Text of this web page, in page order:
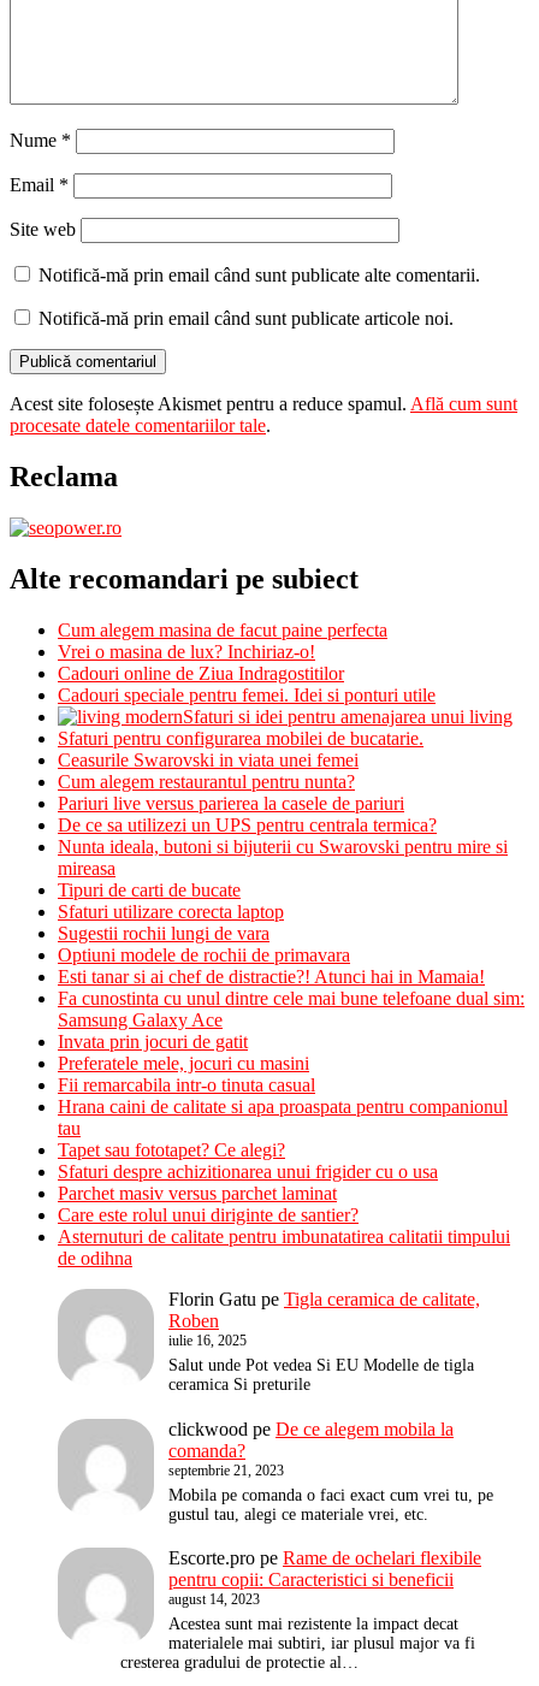
Nume *
Email *
Site web
Notifică-mă prin email când sunt publicate alte comentarii.
Notifică-mă prin email când sunt publicate articole noi.
Acest site folosește Akismet pentru a reduce spamul. Află cum sunt
procesate datele comentariilor tale.
Reclama
Alte recomandari pe subiect
Cum alegem masina de facut paine perfecta
Vrei o masina de lux? Inchiriaz-o!
Cadouri online de Ziua Indragostitilor
Cadouri speciale pentru femei. Idei si ponturi utile
Sfaturi si idei pentru amenajarea unui living
Sfaturi pentru configurarea mobilei de bucatarie.
Ceasurile Swarovski in viata unei femei
Cum alegem restaurantul pentru nunta?
Pariuri live versus parierea la casele de pariuri
De ce sa utilizezi un UPS pentru centrala termica?
Nunta ideala, butoni si bijuterii cu Swarovski pentru mire si
mireasa
Tipuri de carti de bucate
Sfaturi utilizare corecta laptop
Sugestii rochii lungi de vara
Optiuni modele de rochii de primavara
Esti tanar si ai chef de distractie?! Atunci hai in Mamaia!
Fa cunostinta cu unul dintre cele mai bune telefoane dual sim:
Samsung Galaxy Ace
Invata prin jocuri de gatit
Preferatele mele, jocuri cu masini
Fii remarcabila intr-o tinuta casual
Hrana caini de calitate si apa proaspata pentru companionul
tau
Tapet sau fototapet? Ce alegi?
Sfaturi despre achizitionarea unui frigider cu o usa
Parchet masiv versus parchet laminat
Care este rolul unui diriginte de santier?
Asternuturi de calitate pentru imbunatatirea calitatii timpului
de odihna
Florin Gatu pe Tigla ceramica de calitate,
Roben
iulie 16, 2025
Salut unde Pot vedea Si EU Modelle de tigla
ceramica Si preturile
clickwood pe De ce alegem mobila la
comanda?
septembrie 21, 2023
Mobila pe comanda o faci exact cum vrei tu, pe
gustul tau, alegi ce materiale vrei, etc.
Escorte.pro pe Rame de ochelari flexibile
pentru copii: Caracteristici si beneficii
august 14, 2023
Acestea sunt mai rezistente la impact decat
materialele mai subtiri, iar plusul major va fi
cresterea gradului de protectie al…